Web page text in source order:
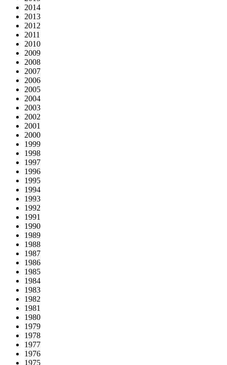
2014
2013
2012
2011
2010
2009
2008
2007
2006
2005
2004
2003
2002
2001
2000
1999
1998
1997
1996
1995
1994
1993
1992
1991
1990
1989
1988
1987
1986
1985
1984
1983
1982
1981
1980
1979
1978
1977
1976
1975